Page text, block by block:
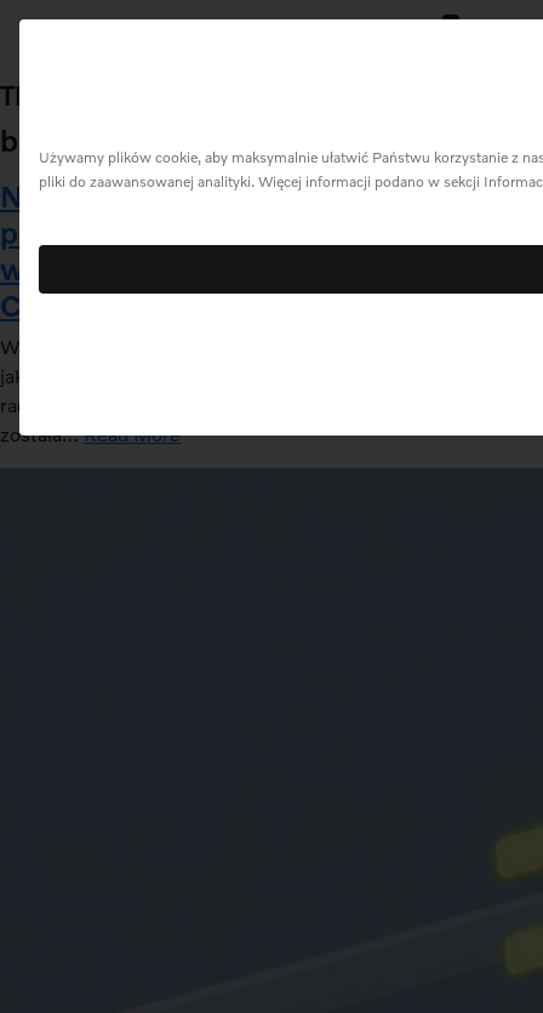
Używamy plików cookie, aby maksymalnie ułatwić Państwu korzystanie z
pliki do zaawansowanej analityki. Więcej informacji podano w sekcji
This is my archive
bar
Nikogo w kabinie nie zamkniesz
przypadkiem – pierwszy na świecie
wewnętrzny system radarowy Volvo
Cars
Wyobraź sobie małe śpiące dziecko. Trudno w ogóle dostrzec,
jak delikatnie się porusza, gdy oddycha. Ale nowa funkcja
radaru wewnętrznego opracowana przez naszych inżynierów
została…Read More